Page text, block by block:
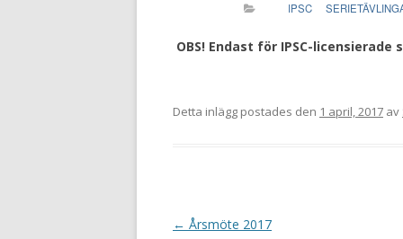
IPSC
OBS! Endast för IPSC-licensierade
Detta inlägg postades den 1 april, 2017 av
I← Årsmöte 2017